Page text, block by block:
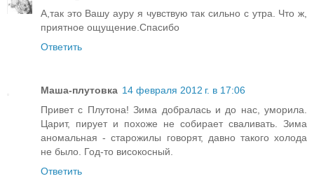
А,так это Вашу ауру я чувствую так сильно с утра. Что ж,
приятное ощущение.Спасибо
Ответить
Маша-плутовка 14 февраля 2012 г. в 17:06
Привет с Плутона! Зима добралась и до нас, уморила.
Царит, пирует и похоже не собирает сваливать. Зима
аномальная - старожилы говорят, давно такого холода
не было. Год-то високосный.
Ответить